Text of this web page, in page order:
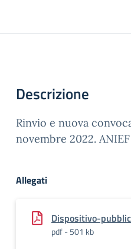
Descrizione
Rinvio e nuova
novembre 2022. ANIEF
Allegati
Dispositivo-
pdf - 501 kb